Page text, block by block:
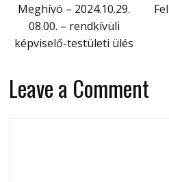
Meghívó – 2024.10.29.
08.00. – rendkívüli
képviselő-testületi ülés
Leave a Comment